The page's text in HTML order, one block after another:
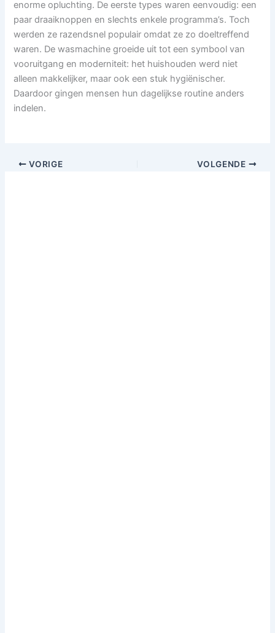
enorme opluchting. De eerste types waren eenvoudig: een
paar draaiknoppen en slechts enkele programma’s. Toch
werden ze razendsnel populair omdat ze zo doeltreffend
waren. De wasmachine groeide uit tot een symbool van
vooruitgang en moderniteit: het huishouden werd niet
alleen makkelijker, maar ook een stuk hygiënischer.
Daardoor gingen mensen hun dagelijkse routine anders
indelen.
VORIGE VOLGENDE